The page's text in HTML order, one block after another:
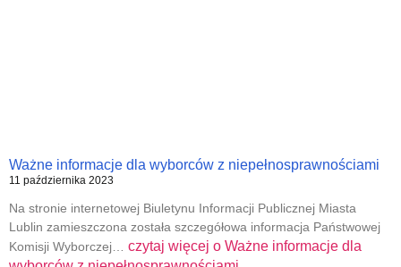
Ważne informacje dla wyborców z niepełnosprawnościami
11 października 2023
Na stronie internetowej Biuletynu Informacji Publicznej Miasta
Lublin zamieszczona została szczegółowa informacja Państwowej
Komisji Wyborczej… czytaj więcej o Ważne informacje dla